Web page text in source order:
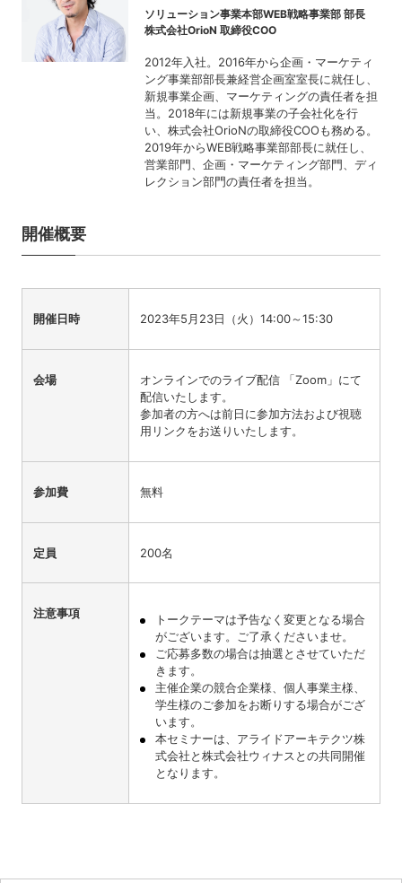
ソリューション事業本部WEB戦略事業部 部長
株式会社OrioN 取締役COO
2012年入社。2016年から企画・マーケティ
ング事業部部長兼経営企画室室長に就任し、
新規事業企画、マーケティングの責任者を担
当。2018年には新規事業の子会社化を行
い、株式会社OrioNの取締役COOも務める。
2019年からWEB戦略事業部部長に就任し、
営業部門、企画・マーケティング部門、ディ
レクション部門の責任者を担当。
開催概要
開催日時 2023年5月23日（火）14:00～15:30
会場
オンラインでのライブ配信 「Zoom」にて
配信いたします。
参加者の方へは前日に参加方法および視聴
用リンクをお送りいたします。
参加費 無料
定員 200名
注意事項
トークテーマは予告なく変更となる場合
がございます。ご了承くださいませ。
ご応募多数の場合は抽選とさせていただ
きます。
主催企業の競合企業様、個人事業主様、
学生様のご参加をお断りする場合がござ
います。
本セミナーは、アライドアーキテクツ株
式会社と株式会社ウィナスとの共同開催
となります。